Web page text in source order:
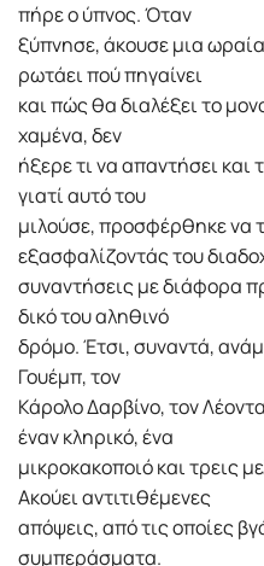
πήρε ο ύπνος. Όταν
ξύπνησε, άκουσε μια
ρωτάει πού πηγαίνει
και πώς θα διαλέξει το
χαμένα, δεν
ήξερε τι να απαντήσει
γιατί αυτό του
μιλούσε, προσφέρθηκε να
εξασφαλίζοντάς του
συναντήσεις με διάφορα
δικό του αληθινό
δρόμο. Έτσι, συναντά,
Γουέμπ, τον
Κάρολο Δαρβίνο, τον
έναν κληρικό, ένα
μικροκακοποιό και τρεις
Ακούει αντιτιθέμενες
απόψεις, από τις οποίες
συμπεράσματα.